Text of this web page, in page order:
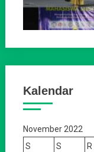
Kalendar
November 2022
S
S R